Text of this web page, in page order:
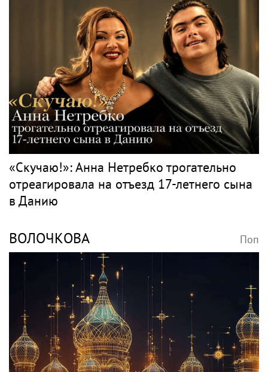
«Скучаю!»: Анна Нетребко трогательно
отреагировала на отъезд 17-летнего сына
в Данию
ВОЛОЧКОВА Поп